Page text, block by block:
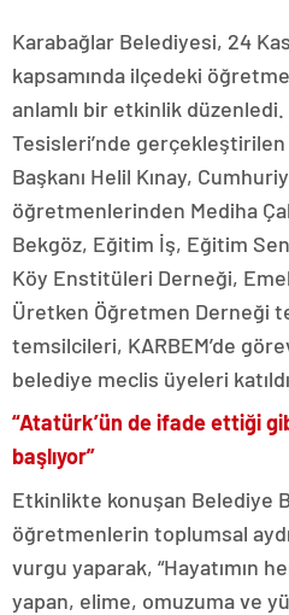
Karabağlar Belediyesi, 24
kapsamında ilçedeki
anlamlı bir etkinlik düzenledi.
Tesisleri’nde
Başkanı Helil Kınay,
öğretmenlerinden Mediha
Bekgöz, Eğitim İş, Eğitim
Köy Enstitüleri Derneği,
Üretken Öğretmen Derneği
temsilcileri, KARBEM’de
belediye meclis üyeleri katıldı.
“Atatürk’ün de ifade ettiği
başlıyor”
Etkinlikte konuşan Belediye
öğretmenlerin toplumsal
vurgu yaparak, “Hayatımın
yapan, elime, omuzuma ve